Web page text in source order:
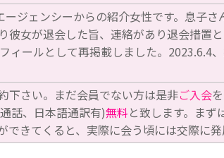
ジェンシーからの紹介女性です。息子さ
彼女が退会した旨、連絡があり退会措置
ィールとして再掲載しました。2023.6.4
下さい。まだ会員でない方は是非ご入会
話、日本語通訳有)無料と致します。ま
きてくると、実際に会う頃には交際に発